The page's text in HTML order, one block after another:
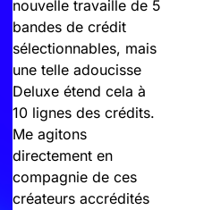
nouvelle travaille de 5
bandes de crédit
sélectionnables, mais
une telle adoucisse
Deluxe étend cela à
10 lignes des crédits.
Me agitons
directement en
compagnie de ces
créateurs accrédités